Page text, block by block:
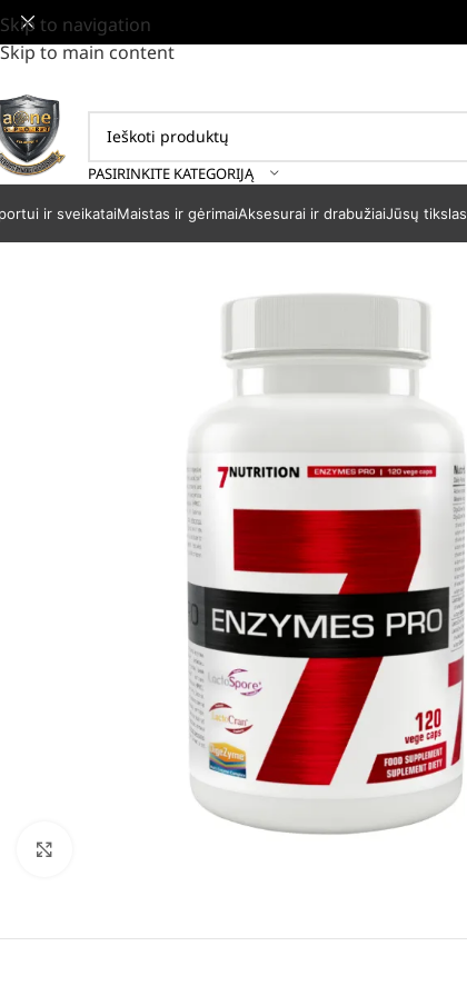
Skip to navigation
Skip to main content
PASIRINKITE KATEGORIJĄ
ir sveikataiMaistas ir gėrimaiAksesurai ir drabužiaiJūsų tikslas